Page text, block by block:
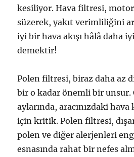
kesiliyor. Hava filtresi,
süzerek, yakıt verimliliğini
iyi bir hava akışı hâlâ daha
demektir!
Polen filtresi, biraz daha az
bir o kadar önemli bir unsur.
aylarında, aracınızdaki
için kritik. Polen filtresi,
polen ve diğer alerjenleri
esnasında rahat bir nefes